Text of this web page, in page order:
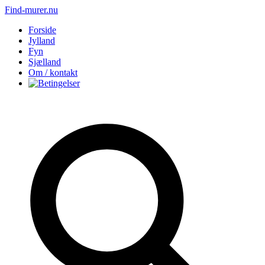
Find-murer.nu
Forside
Jylland
Fyn
Sjælland
Om / kontakt